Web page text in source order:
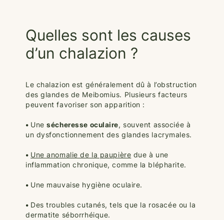
Quelles sont les causes
d’un chalazion ?
Le chalazion est généralement dû à l’obstruction
des glandes de Meibomius. Plusieurs facteurs
peuvent favoriser son apparition :
• Unesécheresse oculaire, souvent associée à
un dysfonctionnement des glandes lacrymales.
• Une anomalie de la paupière due à une
inflammation chronique, comme la blépharite.
• Une mauvaise hygiène oculaire.
• Des troubles cutanés, tels que la rosacée ou la
dermatite séborrhéique.